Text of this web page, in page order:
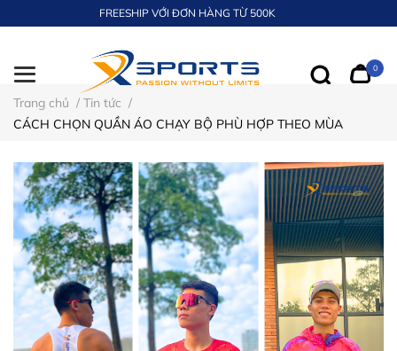
FREESHIP VỚI ĐƠN HÀNG TỪ 500K
0
Trang chủ / Tin tức /
CÁCH CHỌN QUẦN ÁO CHẠY BỘ PHÙ HỢP THEO MÙA